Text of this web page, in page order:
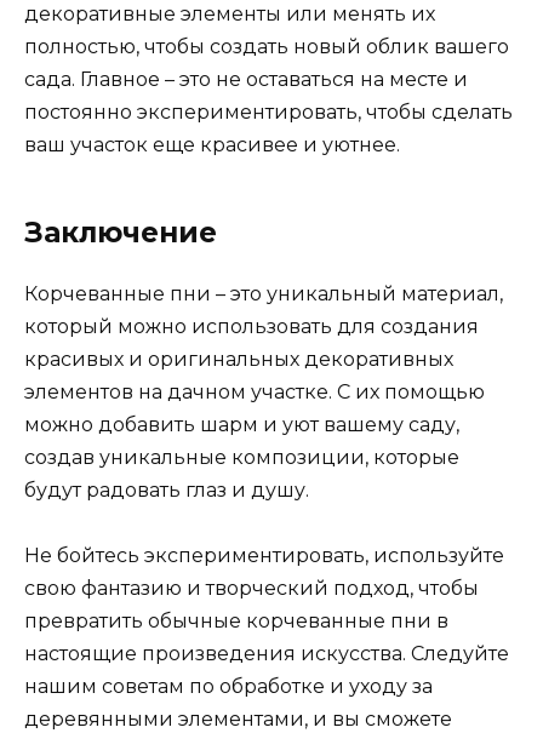
декоративные элементы или менять их
полностью, чтобы создать новый облик вашего
сада. Главное – это не оставаться на месте и
постоянно экспериментировать, чтобы сделать
ваш участок еще красивее и уютнее.
Заключение
Корчеванные пни – это уникальный материал,
который можно использовать для создания
красивых и оригинальных декоративных
элементов на дачном участке. С их помощью
можно добавить шарм и уют вашему саду,
создав уникальные композиции, которые
будут радовать глаз и душу.
Не бойтесь экспериментировать, используйте
свою фантазию и творческий подход, чтобы
превратить обычные корчеванные пни в
настоящие произведения искусства. Следуйте
нашим советам по обработке и уходу за
деревянными элементами, и вы сможете